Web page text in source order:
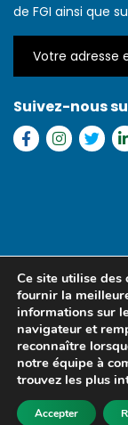
de FGI ainsi que
Suivez-nous
Ce site utilise des
fournir la
informations sur
navigateur et
reconnaître
notre équipe à
trouvez les plus
Accepter